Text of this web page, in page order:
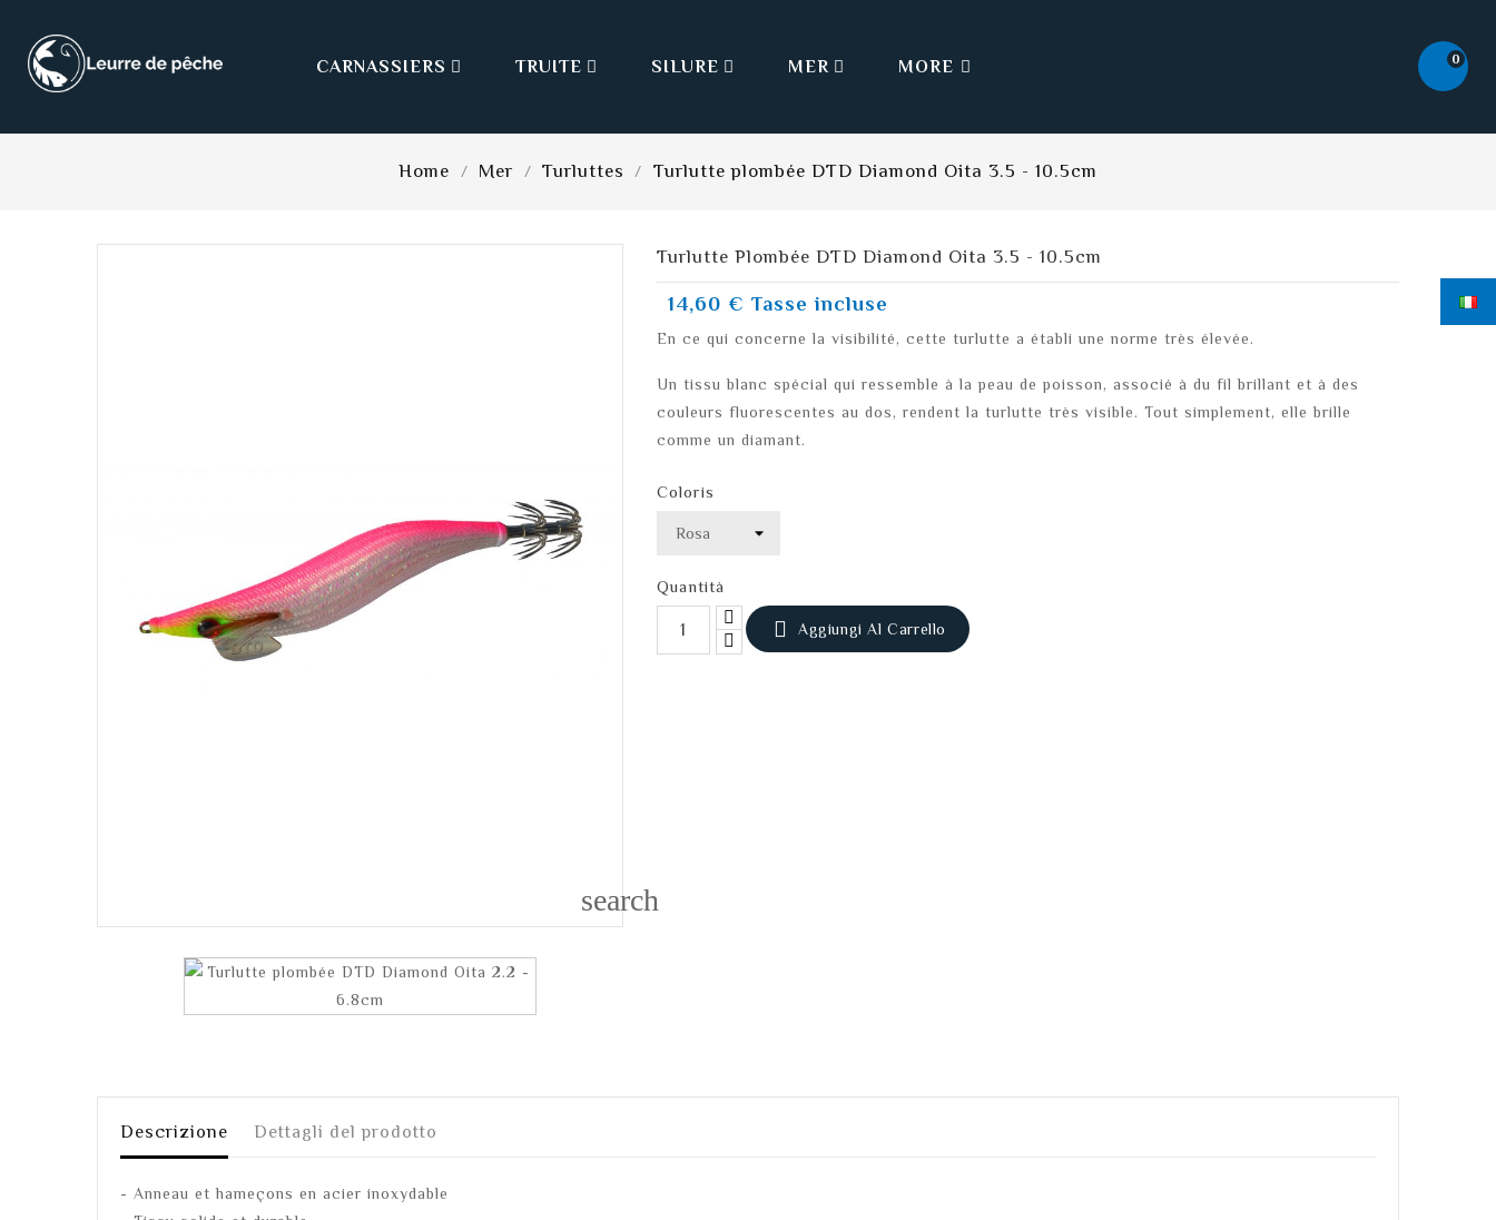

CARNASSIERS 
TRUITE 
SILURE 
MER MORE 0
Home Mer Turluttes Turlutte plombée DTD Diamond Oita 3.5 - 10.5cm
search
Turlutte Plombée DTD Diamond Oita 3.5 - 10.5cm
14,60 € Tasse incluse
En ce qui concerne la visibilité, cette turlutte a établi une norme très élevée.
Un tissu blanc spécial qui ressemble à la peau de poisson, associé à du fil brillant et à des
couleurs fluorescentes au dos, rendent la turlutte très visible. Tout simplement, elle brille
comme un diamant.
Coloris
Quantità
 Aggiungi Al Carrello
Descrizione Dettagli del prodotto
- Anneau et hameçons en acier inoxydable